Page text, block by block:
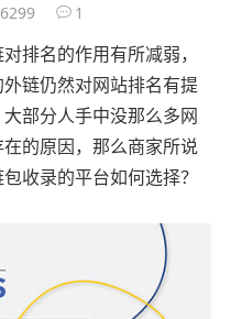
6299 1
排名的作用有所减弱，
链仍然对网站排名有提
部分人手中没那么多网
的原因，那么商家所说
收录的平台如何选择？